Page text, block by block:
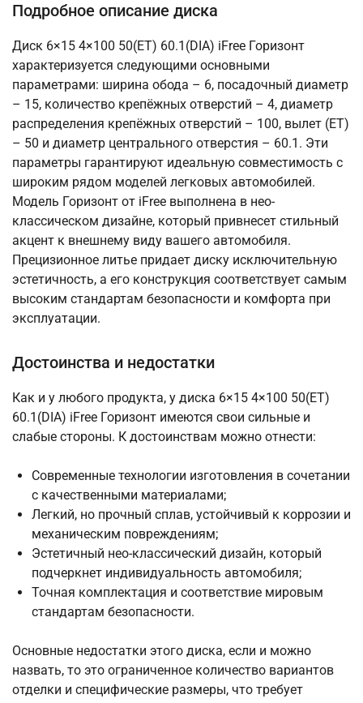
Подробное описание диска
Диск 6×15 4×100 50(ET) 60.1(DIA) iFree Горизонт
характеризуется следующими основными
параметрами: ширина обода – 6, посадочный диаметр
– 15, количество крепёжных отверстий – 4, диаметр
распределения крепёжных отверстий – 100, вылет (ET)
– 50 и диаметр центрального отверстия – 60.1. Эти
параметры гарантируют идеальную совместимость с
широким рядом моделей легковых автомобилей.
Модель Горизонт от iFree выполнена в нео-
классическом дизайне, который привнесет стильный
акцент к внешнему виду вашего автомобиля.
Прецизионное литье придает диску исключительную
эстетичность, а его конструкция соответствует самым
высоким стандартам безопасности и комфорта при
эксплуатации.
Достоинства и недостатки
Как и у любого продукта, у диска 6×15 4×100 50(ET)
60.1(DIA) iFree Горизонт имеются свои сильные и
слабые стороны. К достоинствам можно отнести:
Современные технологии изготовления в сочетании
с качественными материалами;
Легкий, но прочный сплав, устойчивый к коррозии и
механическим повреждениям;
Эстетичный нео-классический дизайн, который
подчеркнет индивидуальность автомобиля;
Точная комплектация и соответствие мировым
стандартам безопасности.
Основные недостатки этого диска, если и можно
назвать, то это ограниченное количество вариантов
отделки и специфические размеры, что требует